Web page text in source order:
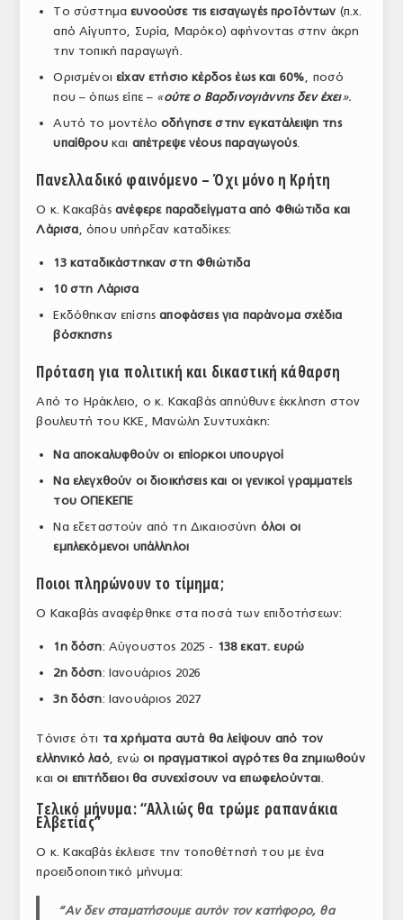
Το σύστημαευνοούσε τις εισαγωγές προϊόντων (π.χ.
από Αίγυπτο, Συρία, Μαρόκο) αφήνοντας στην άκρη
την τοπική παραγωγή.
Ορισμένοιείχαν ετήσιο κέρδος έως και 60%, ποσό
που – όπως είπε – «ούτε ο Βαρδινογιάννης δεν έχει».
Αυτό το μοντέλοοδήγησε στην εγκατάλειψη της
υπαίθρουκαι απέτρεψε νέους παραγωγούς.
Πανελλαδικό φαινόμενο – Όχι μόνο η Κρήτη
Ο κ. Κακαβάς ανέφερε παραδείγματα από Φθιώτιδα και
Λάρισα, όπου υπήρξαν καταδίκες:
13 καταδικάστηκαν στη Φθιώτιδα
10 στη Λάρισα
Εκδόθηκαν επίσηςαποφάσεις για παράνομα σχέδια
βόσκησης
Πρόταση για πολιτική και δικαστική κάθαρση
Από το Ηράκλειο, ο κ. Κακαβάς απηύθυνε έκκληση στον
βουλευτή του ΚΚΕ, Μανώλη Συντυχάκη:
Να αποκαλυφθούν οι επίορκοι υπουργοί
Να ελεγχθούν οι διοικήσεις και οι γενικοί γραμματείς
του ΟΠΕΚΕΠΕ
Να εξεταστούν από τη Δικαιοσύνη όλοι οι
εμπλεκόμενοι υπάλληλοι
Ποιοι πληρώνουν το τίμημα;
Ο Κακαβάς αναφέρθηκε στα ποσά των επιδοτήσεων:
1η δόση: Αύγουστος 2025 - 138 εκατ. ευρώ
2η δόση: Ιανουάριος 2026
3η δόση: Ιανουάριος 2027
Τόνισε ότι τα χρήματα αυτά θα λείψουν από τον
ελληνικό λαό, ενώ οι πραγματικοί αγρότες θα ζημιωθούν
καιοι επιτήδειοι θα συνεχίσουν να επωφελούνται.
Τελικό μήνυμα: “Αλλιώς θα τρώμε ραπανάκια
Ελβετίας”
Ο κ. Κακαβάς έκλεισε την τοποθέτησή του με ένα
προειδοποιητικό μήνυμα:
“Αν δεν σταματήσουμε αυτόν τον κατήφορο, θα